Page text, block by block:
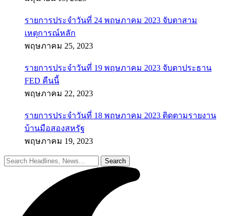
รายการประจำวันที่ 24 พฤษภาคม 2023 จับตาสาม
เหตุการณ์หลัก
พฤษภาคม 25, 2023
รายการประจำวันที่ 19 พฤษภาคม 2023 จับตาประธาน
FED คืนนี้
พฤษภาคม 22, 2023
รายการประจำวันที่ 18 พฤษภาคม 2023 ติดตามรายงาน
บ้านมือสองสหรัฐ
พฤษภาคม 19, 2023